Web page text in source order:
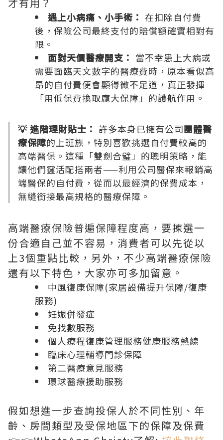
遇上小病痛、小手術： 在扣除自付費
後，保險公司最終支付的賠償額確實相對有
限。
面對天價醫療開支： 當不幸患上大病或
需要面臨天文數字的醫療費時，原本看似高
昂的自付費便會顯得微不足道，真正發揮
「用低保費換取龐大保障」的護航作用。
💡 進階理財貼士： 許多本身已擁有公司團體醫
療保障的上班族，特別喜歡挑選自付費較高的
高端醫保。這種「雙劍合璧」的聰明策略，能
讓他們靈活配搭兩者——利用公司醫保來報銷高
端醫保的自付費，從而以最經濟的保費成本，
無縫銜接最高規格的醫療保障。
高端醫療保險普遍保障程度高，要揀選一
份合適自己並不容易，消費者可以先從以
上3個重點比較，另外，不少高端醫療保險
還有以下特色，大家亦可多加留意。
中風復康保障(家居設備提升保障/復康
服務)
妊娠併發症
免找數服務
個人療程復康管理服務健康服務熱線
臨床心理輔導門診保障
第二醫療意見服務
環球醫療援助服務
假如想進一步查詢投保人於不同性別、年
齡、房間類型及受保地區下的保障及保費